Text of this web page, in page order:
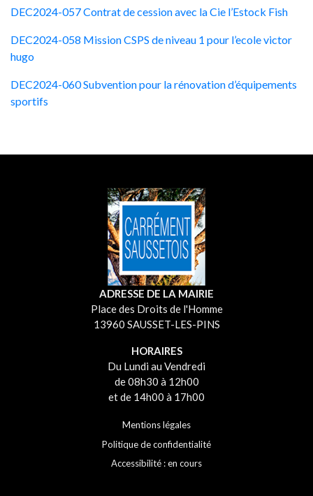
DEC2024-057 Contrat de cession avec la Cie l’Estock Fish
DEC2024-058 Mission CSPS de niveau 1 pour l’ecole victor
hugo
DEC2024-060 Subvention pour la rénovation d’équipements
sportifs
ADRESSE DE LA MAIRIE
Place des Droits de l'Homme
13960 SAUSSET-LES-PINS
HORAIRES
Du Lundi au Vendredi
de 08h30 à 12h00
et de 14h00 à 17h00
Mentions légales
Politique de confidentialité
Accessibilité : en cours